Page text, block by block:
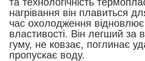
нагрівання він плавиться
час охолодження відновлює
властивості. Він легший за
гуму, не ковзає, поглинає
пропускає воду.